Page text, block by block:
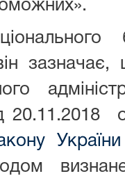
20.11.2018
визнане